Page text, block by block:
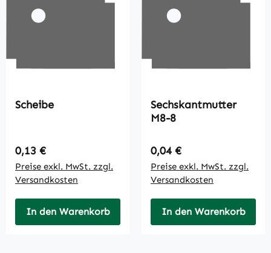
Scheibe
Regulärer Preis:
0,13 €
Preise exkl. MwSt. zzgl.
Versandkosten
In den Warenkorb
Sechskantmutter
M8-8
Regulärer Preis:
0,04 €
Preise exkl. MwSt. zzgl.
Versandkosten
In den Warenkorb